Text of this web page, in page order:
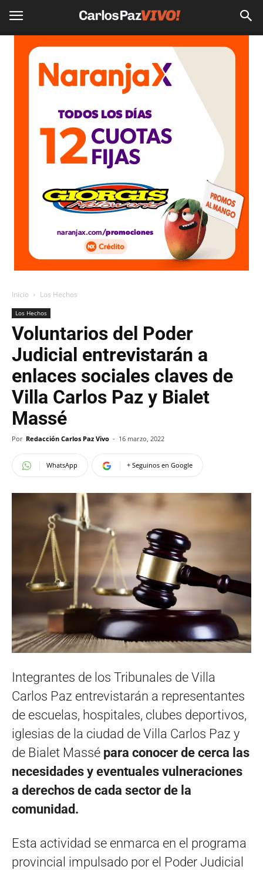
Inicio Los Hechos
Los Hechos
Voluntarios del Poder
Judicial entrevistarán a
enlaces sociales claves de
Villa Carlos Paz y Bialet
Massé
Por Redacción Carlos Paz Vivo - 16 marzo, 2022
WhatsApp + Seguinos en Google
Integrantes de los Tribunales de Villa
Carlos Paz entrevistarán a representantes
de escuelas, hospitales, clubes deportivos,
iglesias de la ciudad de Villa Carlos Paz y
de Bialet Massé para conocer de cerca las
necesidades y eventuales vulneraciones
a derechos de cada sector de la
comunidad.
Esta actividad se enmarca en el programa
provincial impulsado por el Poder Judicial